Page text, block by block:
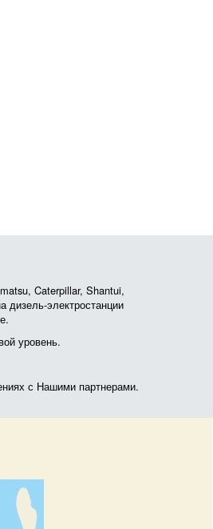
Caterpillar, Shantui,
дизель-электростанции
уровень.
с Нашими партнерами.